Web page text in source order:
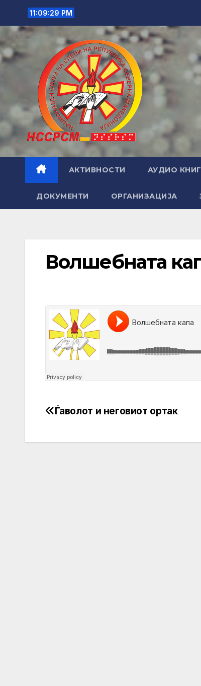
content
11:09:30 PM
АКТИВНОСТИ АУДИО
ДОКУМЕНТИ ОРГАНИЗАЦИЈА
Волшебната
Post
Ѓаволот и неговиот ортак